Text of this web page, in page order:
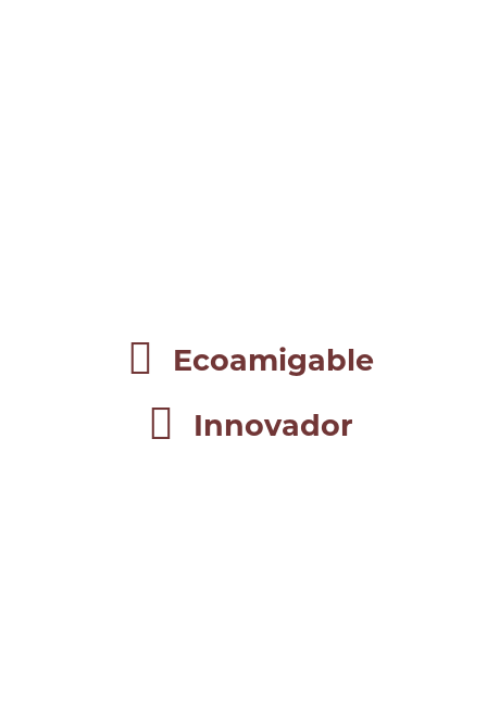
Ecoamigable
Innovador